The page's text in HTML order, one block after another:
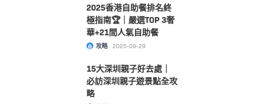
2025香港自助餐排名終
極指南🏆｜嚴選TOP 3奢
華+21間人氣自助餐
攻略 2025-09-29
15大深圳親子好去處｜
必訪深圳親子遊景點全攻
略